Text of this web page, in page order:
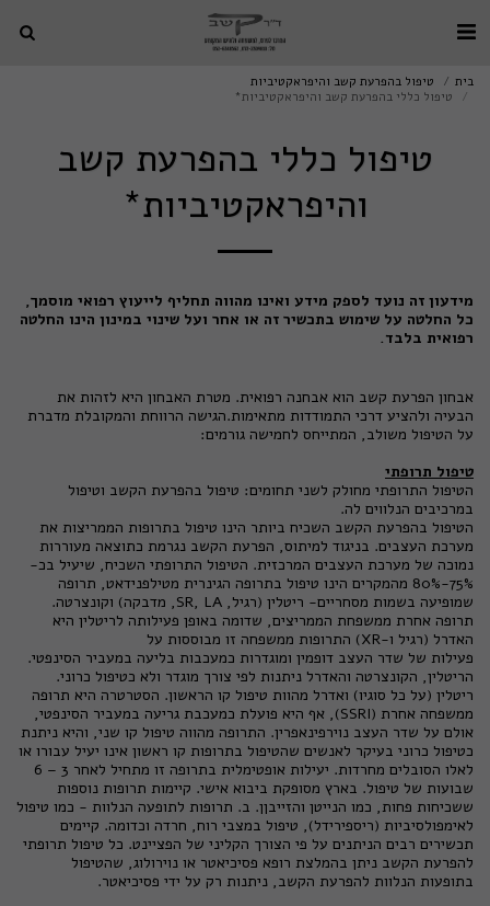
בית
טיפול בהפרעת קשב והיפראקטיביות
טיפול כללי בהפרעת קשב והיפראקטיביות*
טיפול כללי בהפרעת קשב
והיפראקטיביות*
מידעון זה נועד לספק מידע ואינו מהווה תחליף לייעוץ רפואי מוסמך,
כל החלטה על שימוש בתכשיר זה או אחר ועל שינוי במינון הינו החלטה
רפואית בלבד.
אבחון הפרעת קשב הוא אבחנה רפואית. מטרת האבחון היא לזהות את
הבעיה ולהציע דרכי התמודדות מתאימות.הגישה הרווחת והמקובלת מדברת
על הטיפול משולב, המתייחס לחמישה גורמים:
טיפול תרופתי
הטיפול התרופתי מחולק לשני תחומים: טיפול בהפרעת הקשב וטיפול
במרכיבים הנלווים לה.
הטיפול בהפרעת הקשב השכיח ביותר הינו טיפול בתרופות הממריצות את
מערכת העצבים. בניגוד למיתוס, הפרעת הקשב נגרמת כתוצאה מעוררות
נמוכה של מערכת העצבים המרכזית. הטיפול התרופתי השכיח, שיעיל בכ-
75%-80% מהמקרים הינו טיפול בתרופה הגינרית מטילפנידאט, תרופה
שמופיעה בשמות מסחריים- ריטלין (רגיל, SR, LA, מדבקה) וקונצרטה.
תרופה אחרת ממשפחת הממריצים, שדומה באופן פעילותה לריטלין היא
האדרל (רגיל ו-XR) התרופות ממשפחה זו מבוססות על
פעילות של שדר העצב דופמין ומוגדרות כמעכבות בליעה במעביר הסינפטי.
הריטלין, הקונצרטה והאדרל ניתנות לפי צורך מוגדר ולא כטיפול כרוני.
ריטלין (על כל סוגיו) ואדרל מהוות טיפול קו הראשון. הסטרטרה היא תרופה
ממשפחה אחרת (SSRI), אף היא פועלת כמעכבת גריעה במעביר הסינפטי,
אולם על שדר העצב נוירפינאפרין. התרופה מהווה טיפול קו שני, והיא ניתנת
כטיפול כרוני בעיקר לאנשים שהטיפול בתרופות קו ראשון אינו יעיל עבורו או
לאלו הסובלים מחרדות. יעילות אופטימלית בתרופה זו מתחיל לאחר 3 – 6
שבועות של טיפול. בארץ מסופקת ביבוא אישי. קיימות תרופות נוספות
ששכיחות פחות, כמו הנייטן והזייבןן. ב. תרופות לתופעה הנלוות - כמו טיפול
לאימפולסיביות (ריספירידל), טיפול במצבי רוח, חרדה וכדומה. קיימים
תכשירים רבים הניתנים על פי הצורך הקליני של הפציינט. כל טיפול תרופתי
להפרעת הקשב ניתן בהמלצת רופא פסיכיאטר או נוירולוג, שהטיפול
בתופעות הנלוות להפרעת הקשב, ניתנות רק על ידי פסיכיאטר.